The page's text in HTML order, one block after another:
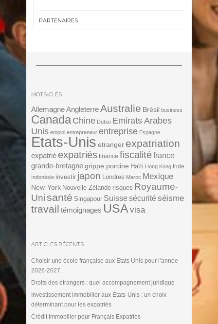
PARTENAIRES
MOTS-CLÉS
Allemagne Angleterre Australie Brésil business
Canada Chine Dubaï Emirats Arabes
Unis emploi entrepreneur entreprise Espagne
Etats-Unis etranger expatriation
expatrié expatriés finance fiscalitéfrance
grande-bretagne grippe porcine Haïti Hong Kong Inde
Indonésie investir japon Londres Maroc Mexique
New-York Nouvelle-Zélande risques Royaume-
Unisanté Singapour Suisse sécurité séisme
travail témoignages USA visa
ARTICLES RÉCENTS
Choisir une école française aux Etats Unis pour l’année
2026-2027.
Droits des étrangers : quel accompagnement juridique
Investissement immobilier aux Etats-Unis : un choix
déterminant pour les expatriés
Crédit Immobilier pour Français Expatriés